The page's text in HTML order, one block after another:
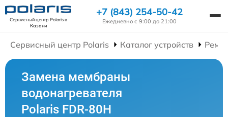
Сервисный центр Polarisв
Казани
+7 (843) 254-50-42
Ежедневно с 9:00 до 21:00
Сервисный центр Polaris Каталог устройств
Замена мембраны
водонагревателя
Polaris FDR-80H